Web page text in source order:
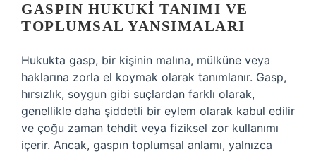
GASPIN HUKUKI TANIMI VE
TOPLUMSAL YANSIMALARI
Hukukta gasp, bir kişinin malına, mülküne veya
haklarına zorla el koymak olarak tanımlanır. Gasp,
hırsızlık, soygun gibi suçlardan farklı olarak,
genellikle daha şiddetli bir eylem olarak kabul edilir
ve çoğu zaman tehdit veya fiziksel zor kullanımı
içerir. Ancak, gaspın toplumsal anlamı, yalnızca